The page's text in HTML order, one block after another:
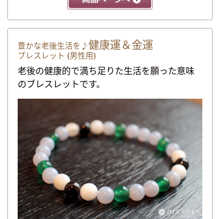
豊かな老後生活を♪ 健康運＆金運
ブレスレット (男性用)
老後の健康的で満ち足りた生活を願った意味
のブレスレットです。